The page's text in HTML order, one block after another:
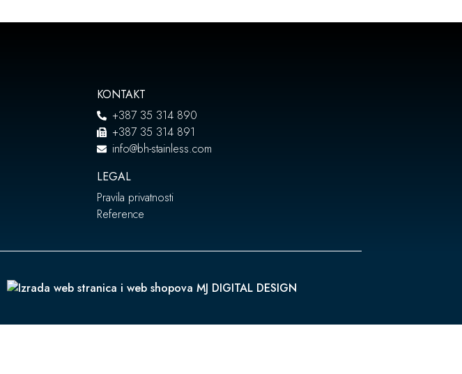
KONTAKT
+387 35 314 890
+387 35 314 891
info@bh-stainless.com
LEGAL
Pravila privatnosti
Reference